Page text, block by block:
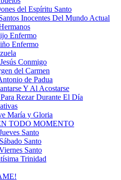
del Espíritu Santo
Inocentes Del Mundo Actual
Enfermo
Enfermo
Conmigo
del Carmen
de Padua
Y Al Acostarse
Rezar Durante El Día
María y Gloria
TODO MOMENTO
Santo
Santo
Santo
Trinidad